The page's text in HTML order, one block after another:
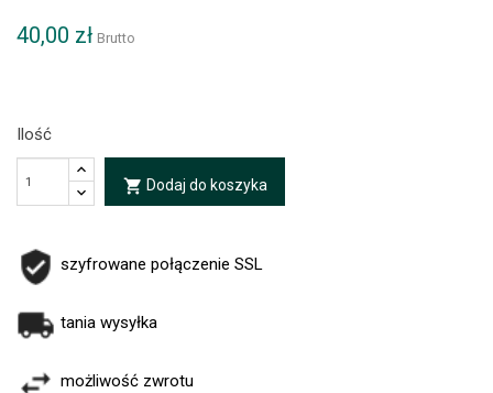
40,00 zł Brutto
Ilość
local_grocery_store Dodaj do koszyka
szyfrowane połączenie SSL
tania wysyłka
możliwość zwrotu